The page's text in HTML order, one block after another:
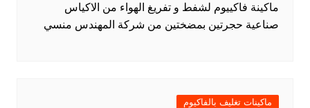
ماكينة فاكييوم لشفط و تفريغ الهواء من الاكياس
صناعية حجرتين بمضختين من شركة المهندس منسي
ماكينات تغليف بالفاكيوم